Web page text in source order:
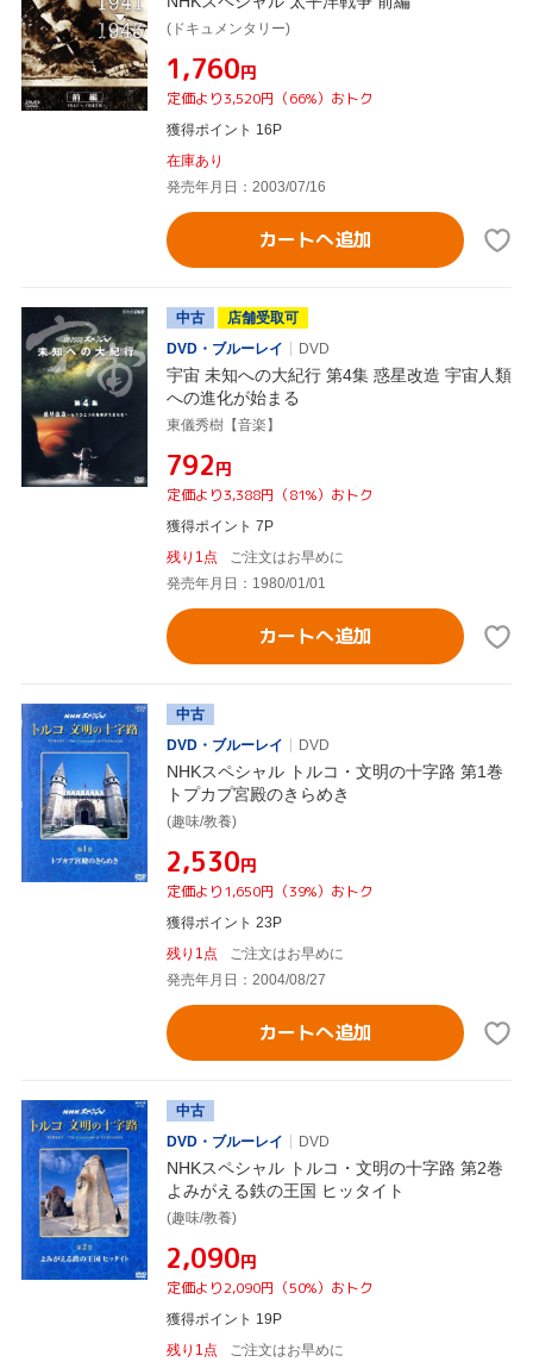
(ドキュメンタリー)
¥1,760円
定価より3,520円（66%）おトク
獲得ポイント 16P
在庫あり
発売年月日：2003/07/16
カートへ追加
中古
店舗受取可
DVD・ブルーレイ
DVD
宇宙 未知への大紀行 第4集 惑星改造 宇宙人類
への進化が始まる
東儀秀樹【音楽】
¥792円
定価より3,388円（81%）おトク
獲得ポイント 7P
残り1点
ご注文はお早めに
発売年月日：1980/01/01
カートへ追加
中古
DVD・ブルーレイ
DVD
NHKスペシャル トルコ・文明の十字路 第1巻
トプカプ宮殿のきらめき
(趣味/教養)
¥2,530円
定価より1,650円（39%）おトク
獲得ポイント 23P
残り1点
ご注文はお早めに
発売年月日：2004/08/27
カートへ追加
中古
DVD・ブルーレイ
DVD
NHKスペシャル トルコ・文明の十字路 第2巻
よみがえる鉄の王国 ヒッタイト
(趣味/教養)
¥2,090円
定価より2,090円（50%）おトク
獲得ポイント 19P
残り1点
ご注文はお早めに